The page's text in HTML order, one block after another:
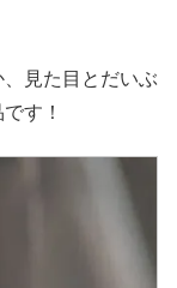
見た目とだいぶ
す！